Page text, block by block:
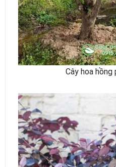
Cây hoa